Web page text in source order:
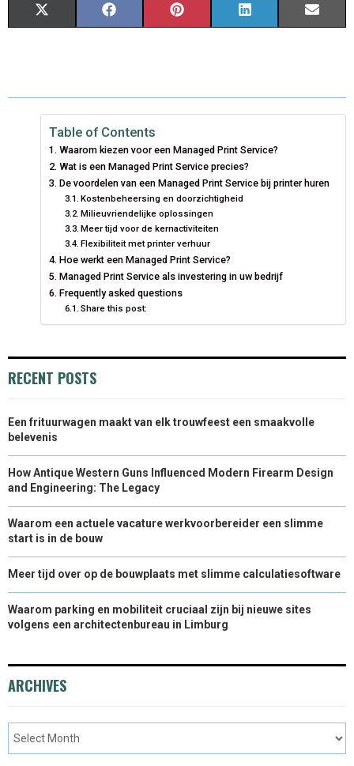
R
E
O
N
W
I
T
T
R
E
O
N
E
B
O
O
K
R
O
N
T
R
E
S
T
R
O
N
K
D
I
R
N
I
Table of Contents
Waarom kiezen voor een Managed Print Service?
Wat is een Managed Print Service precies?
De voordelen van een Managed Print Service bij printer huren
Kostenbeheersing en doorzichtigheid
Milieuvriendelijke oplossingen
Meer tijd voor de kernactiviteiten
Flexibiliteit met printer verhuur
Hoe werkt een Managed Print Service?
Managed Print Service als investering in uw bedrijf
Frequently asked questions
Share this post:
RECENT POSTS
Een frituurwagen maakt van elk trouwfeest een smaakvolle
belevenis
How Antique Western Guns Influenced Modern Firearm Design
and Engineering: The Legacy
Waarom een actuele vacature werkvoorbereider een slimme
start is in de bouw
Meer tijd over op de bouwplaats met slimme calculatiesoftware
Waarom parking en mobiliteit cruciaal zijn bij nieuwe sites
volgens een architectenbureau in Limburg
ARCHIVES